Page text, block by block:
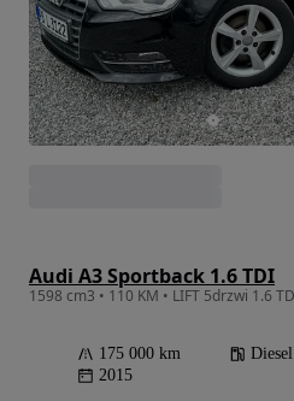
Audi A3 Sportback 1.6 TDI
175 000 km Diesel
2015